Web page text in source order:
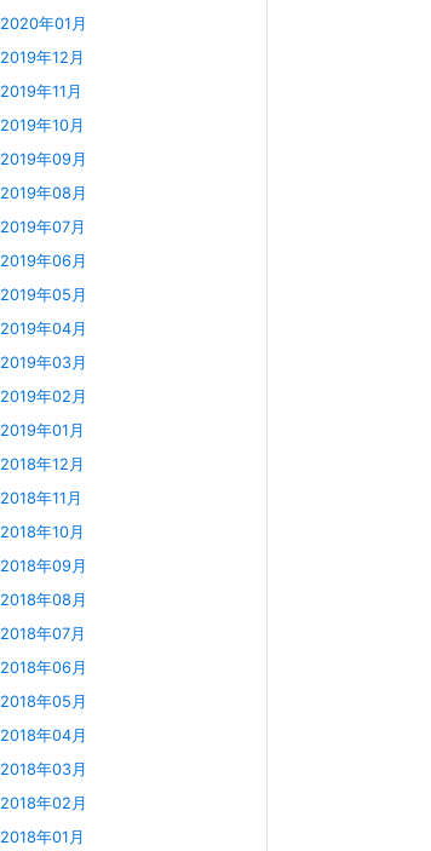
2020年01月
2019年12月
2019年11月
2019年10月
2019年09月
2019年08月
2019年07月
2019年06月
2019年05月
2019年04月
2019年03月
2019年02月
2019年01月
2018年12月
2018年11月
2018年10月
2018年09月
2018年08月
2018年07月
2018年06月
2018年05月
2018年04月
2018年03月
2018年02月
2018年01月